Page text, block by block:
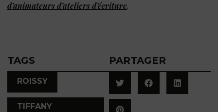
d’animateurs d’ateliers d’écriture.
TAGS
ROISSY
TIFFANY
PARTAGER